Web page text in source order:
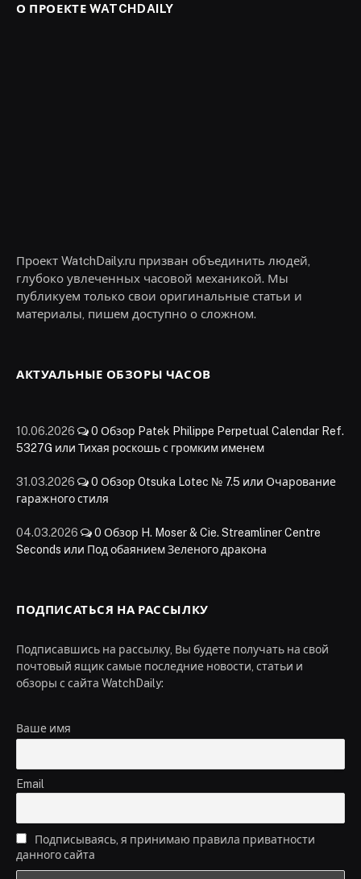
О ПРОЕКТЕ WATCHDAILY
Проект WatchDaily.ru призван объединить людей,
глубоко увлеченных часовой механикой. Мы
публикуем только свои оригинальные статьи и
материалы, пишем доступно о сложном.
АКТУАЛЬНЫЕ ОБЗОРЫ ЧАСОВ
10.06.2026 0 Обзор Patek Philippe Perpetual Calendar Ref.
5327G или Тихая роскошь с громким именем
31.03.2026 0 Обзор Otsuka Lotec № 7.5 или Очарование
гаражного стиля
04.03.2026 0 Обзор H. Moser & Cie. Streamliner Centre
Seconds или Под обаянием Зеленого дракона
ПОДПИСАТЬСЯ НА РАССЫЛКУ
Подписавшись на рассылку, Вы будете получать на свой
почтовый ящик самые последние новости, статьи и
обзоры с сайта WatchDaily:
Ваше имя
Email
Подписываясь, я принимаю правила приватности
данного сайта